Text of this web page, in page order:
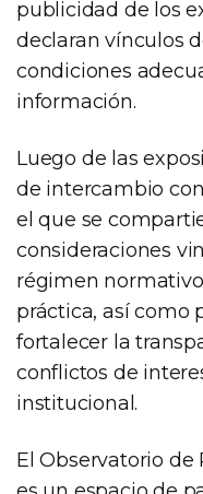
publicidad de los
declaran vínculos
condiciones
información.
Luego de las
de intercambio
el que se
consideraciones
régimen
práctica, así como
fortalecer la
conflictos de
institucional.
El Observatorio de